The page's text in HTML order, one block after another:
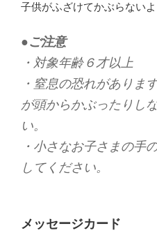
子供がふざけてかぶらない
●ご注意
・対象年齢６才以上
・窒息の恐れがありま
が頭からかぶったりし
い。
・小さなお子さまの手
してください。
メッセージカード